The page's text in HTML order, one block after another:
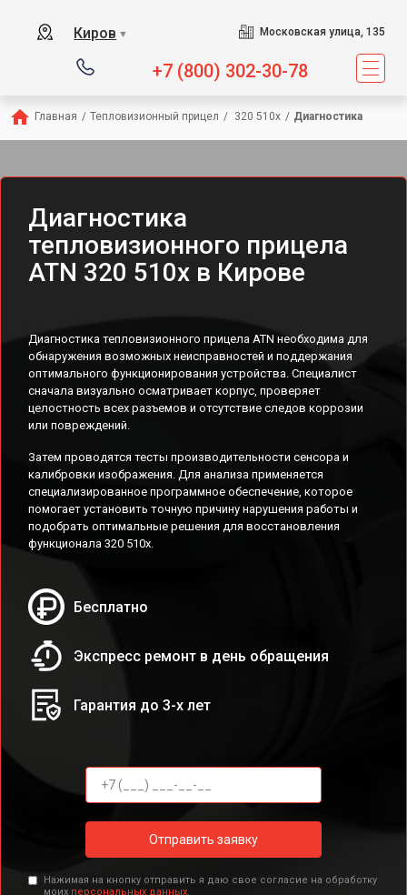
Киров ▼ Московская улица, 135
+7 (800) 302-30-78
Главная / Тепловизионный прицел / 320 510x / Диагностика
Диагностика
тепловизионного прицела
ATN 320 510x в Кирове
Диагностика тепловизионного прицела ATN необходима для
обнаружения возможных неисправностей и поддержания
оптимального функционирования устройства. Специалист
сначала визуально осматривает корпус, проверяет
целостность всех разъемов и отсутствие следов коррозии
или повреждений.
Затем проводятся тесты производительности сенсора и
калибровки изображения. Для анализа применяется
специализированное программное обеспечение, которое
помогает установить точную причину нарушения работы и
подобрать оптимальные решения для восстановления
функционала 320 510x.
Бесплатно
Экспресс ремонт в день обращения
Гарантия до 3-х лет
Отправить заявку
Нажимая на кнопку отправить я даю свое согласие на обработку
моих персональных данных.